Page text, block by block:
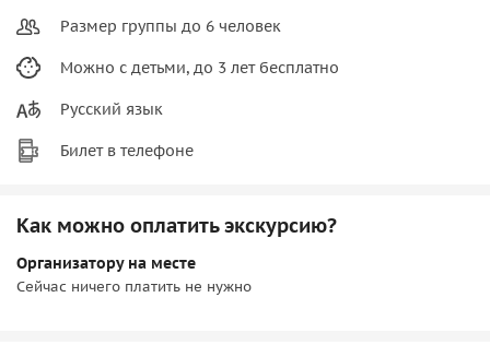
Размер группы до 6 человек
Можно с детьми, до 3 лет бесплатно
Русский язык
Билет в телефоне
Как можно оплатить экскурсию?
Организатору на месте
Сейчас ничего платить не нужно